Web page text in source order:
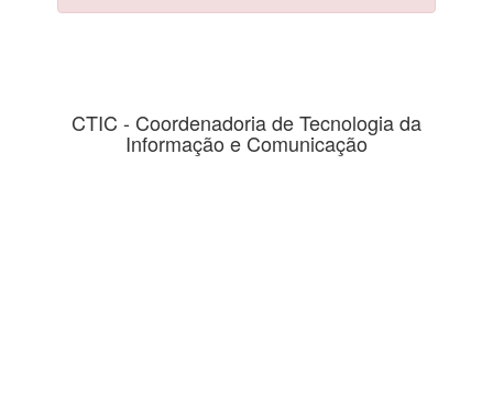
CTIC - Coordenadoria de Tecnologia da
Informação e Comunicação